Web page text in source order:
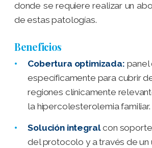
donde se requiere realizar un
de estas patologías.
Beneficios
Cobertura optimizada: panel
específicamente para cubrir
regiones clínicamente
la hipercolesterolemia familiar.
Solución integralcon
del protocolo y a través de un